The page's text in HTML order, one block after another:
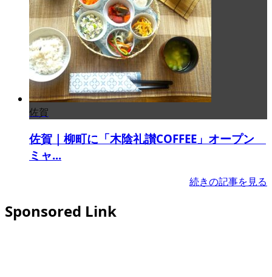
佐賀
佐賀｜柳町に「木陰礼讃COFFEE」オープン
ミャ...
続きの記事を見る
Sponsored Link